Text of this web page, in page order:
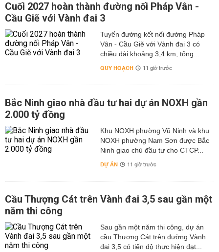
Cuối 2027 hoàn thành đường nối Pháp Vân -
Cầu Giẽ với Vành đai 3
Tuyến đường kết nối đường Pháp
Vân - Cầu Giẽ với Vành đai 3 có
chiều dài khoảng 3,4 km, tổng...
QUY HOẠCH 11 giờ trước
Bắc Ninh giao nhà đầu tư hai dự án NOXH gần
2.000 tỷ đồng
Khu NOXH phường Vũ Ninh và khu
NOXH phường Nam Sơn được Bắc
Ninh giao chủ đầu tư cho CTCP...
DỰ ÁN 11 giờ trước
Cầu Thượng Cát trên Vành đai 3,5 sau gần một
năm thi công
Sau gần một năm thi công, dự án
cầu Thượng Cát trên đường Vành
đai 3,5 có tiến độ thực hiện đạt...